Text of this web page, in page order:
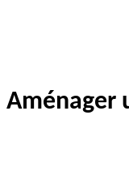
Aménager